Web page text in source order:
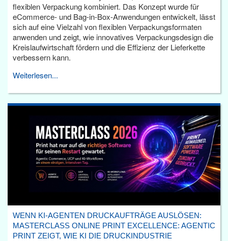
flexiblen Verpackung kombiniert. Das Konzept wurde für
eCommerce- und Bag-in-Box-Anwendungen entwickelt, lässt
sich auf eine Vielzahl von flexiblen Verpackungsformaten
anwenden und zeigt, wie innovatives Verpackungsdesign die
Kreislaufwirtschaft fördern und die Effizienz der Lieferkette
verbessern kann.
Weiterlesen...
WENN KI-AGENTEN DRUCKAUFTRÄGE AUSLÖSEN:
MASTERCLASS ONLINE PRINT EXCELLENCE: AGENTIC
PRINT ZEIGT, WIE KI DIE DRUCKINDUSTRIE